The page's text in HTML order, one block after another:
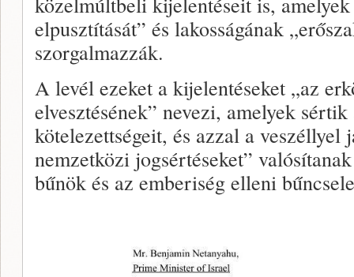
elpusztítását” és lakosságának
szorgalmazzák.
A levél ezeket a kijelentéseket „az
elvesztésének” nevezi, amelyek
kötelezettségeit, és azzal a veszéllyel
nemzetközi jogsértéseket”
bűnök és az emberiség elleni